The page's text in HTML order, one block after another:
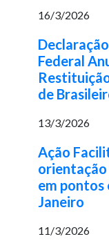
16/3/2026
Federal
de
13/3/2026
Ação
em pontos
Janeiro
11/3/2026